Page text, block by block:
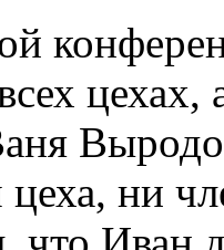
цехах,
ни